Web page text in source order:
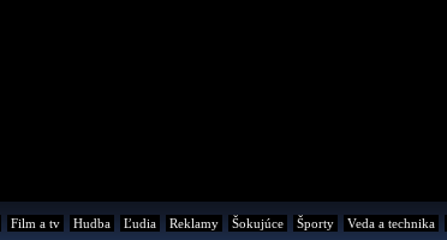
Film a tv Hudba Ľudia Reklamy Šokujúce Športy Veda a technika